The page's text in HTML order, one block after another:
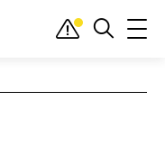
(NPS) 2-MMC